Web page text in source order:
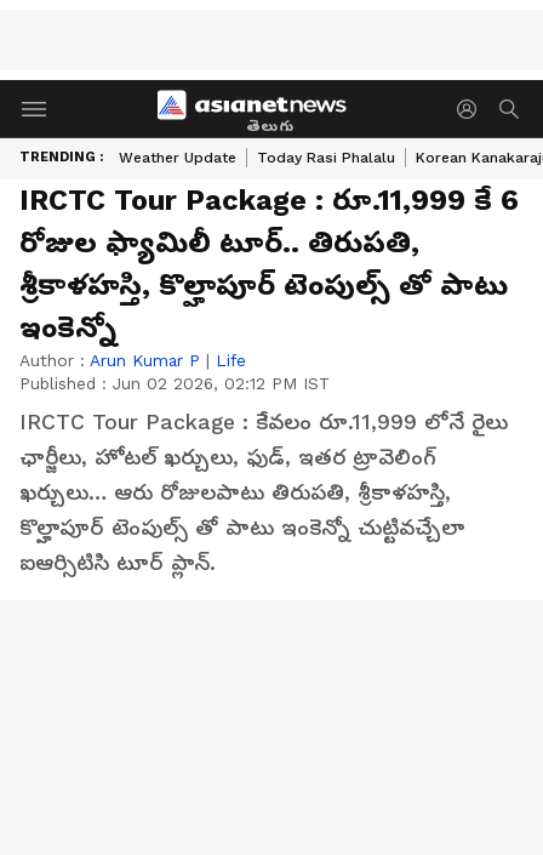
తెలుగు
TRENDING : Weather Update Today Rasi Phalalu Korean
IRCTC Tour Package : రూ.11,999 కే 6
రోజుల ఫ్యామిలీ టూర్.. తిరుపతి,
శ్రీకాళహస్తి, కొల్హాపూర్ టెంపుల్స్ తో పాటు
ఇంకెన్నో
Author : Arun Kumar P | Life
Published : Jun 02 2026, 02:12 PM IST
IRCTC Tour Package : కేవలం రూ.11,999 లోనే రైలు
ఛార్జీలు, హోటల్ ఖర్చులు, ఫుడ్, ఇతర ట్రావెలింగ్
ఖర్చులు… ఆరు రోజులపాటు తిరుపతి, శ్రీకాళహస్తి,
కొల్హాపూర్ టెంపుల్స్ తో పాటు ఇంకెన్నో చుట్టివచ్చేలా
ఐఆర్సిటిసి టూర్ ప్లాన్.